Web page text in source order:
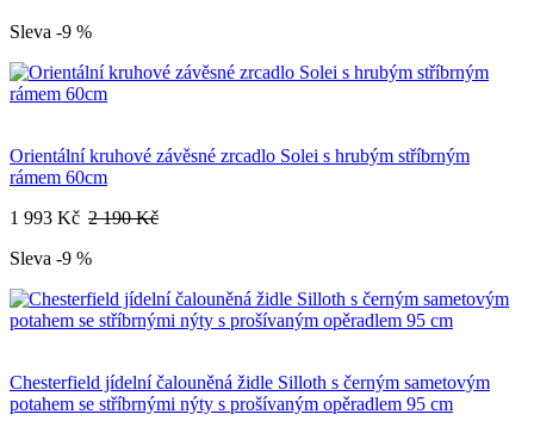
Sleva -9 %
Orientální kruhové závěsné zrcadlo Solei s hrubým stříbrným
rámem 60cm
1 993 Kč 2 190 Kč
Sleva -9 %
Chesterfield jídelní čalouněná židle Silloth s černým sametovým
potahem se stříbrnými nýty s prošívaným opěradlem 95 cm